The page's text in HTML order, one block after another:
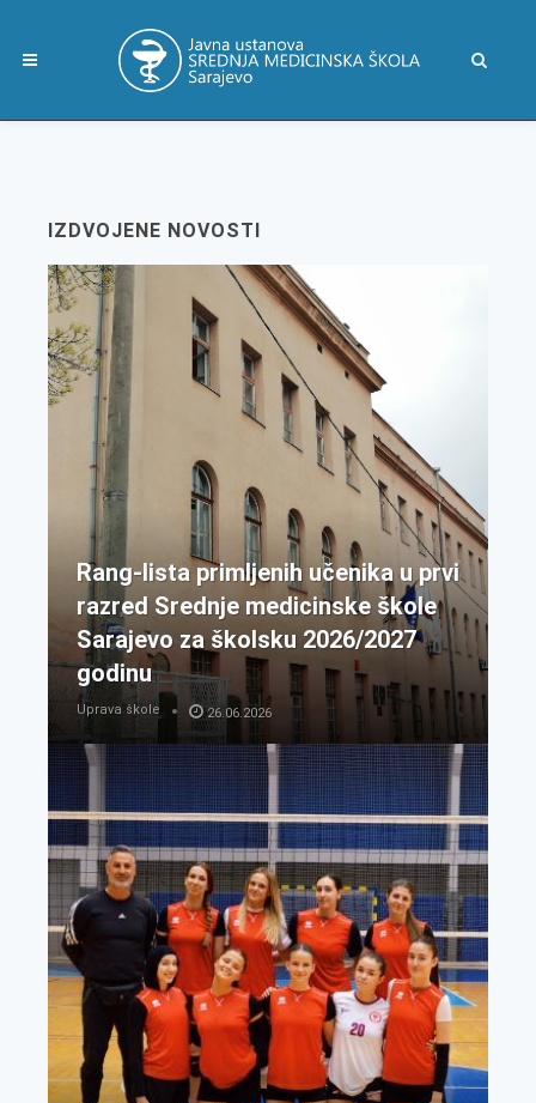
IZDVOJENE NOVOSTI
Rang-lista primljenih učenika u prvi
razred Srednje medicinske škole
Sarajevo za školsku 2026/2027
godinu
Uprava škole 26.06.2026